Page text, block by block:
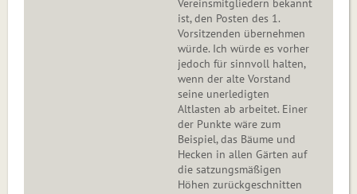
Vereinsmitgliedern bekannt
ist, den Posten des 1.
Vorsitzenden übernehmen
würde. Ich würde es vorher
jedoch für sinnvoll halten,
wenn der alte Vorstand
seine unerledigten
Altlasten ab arbeitet. Einer
der Punkte wäre zum
Beispiel, das Bäume und
Hecken in allen Gärten auf
die satzungsmäßigen
Höhen zurückgeschnitten